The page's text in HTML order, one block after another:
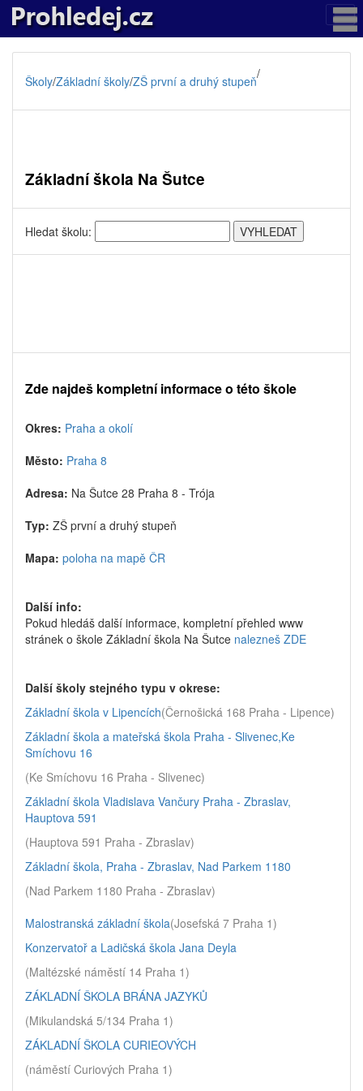
Školy/Základní školy/ZŠ první a druhý stupeň/
Základní škola Na Šutce
Hledat školu:
Zde najdeš kompletní informace o této škole
Okres: Praha a okolí
Město: Praha 8
Adresa: Na Šutce 28 Praha 8 - Trója
Typ: ZŠ první a druhý stupeň
Mapa: poloha na mapě ČR
Další info:
Pokud hledáš další informace, kompletní přehled www
stránek o škole Základní škola Na Šutce nalezneš ZDE
Další školy stejného typu v okrese:
Základní škola v Lipencích(Černošická 168 Praha - Lipence)
Základní škola a mateřská škola Praha - Slivenec,Ke
Smíchovu 16
(Ke Smíchovu 16 Praha - Slivenec)
Základní škola Vladislava Vančury Praha - Zbraslav,
Hauptova 591
(Hauptova 591 Praha - Zbraslav)
Základní škola, Praha - Zbraslav, Nad Parkem 1180
(Nad Parkem 1180 Praha - Zbraslav)
Malostranská základní škola(Josefská 7 Praha 1)
Konzervatoř a Ladičská škola Jana Deyla
(Maltézské náměstí 14 Praha 1)
ZÁKLADNÍ ŠKOLA BRÁNA JAZYKŮ
(Mikulandská 5/134 Praha 1)
ZÁKLADNÍ ŠKOLA CURIEOVÝCH
(náměstí Curiových Praha 1)